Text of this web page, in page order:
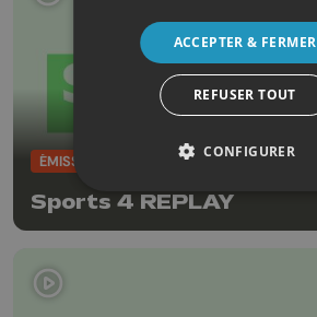
ÉMISSIONS
Sports 4 REPLAY
ACCEPTER & FERMER
REFUSER TOUT
CONFIGURER